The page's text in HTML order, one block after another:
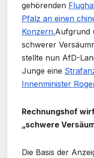
gehörenden
Pfalz an einen
Konzern.Aufgrund
schwerer
stellte nun AfD-
Junge eine
Innenminister
Rechnungshof
„schwere
Die Basis der